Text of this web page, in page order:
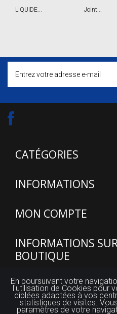
LIQUIDE... Joint...
CATÉGORIES
INFORMATIONS
© 2015 - 2026Site réalisé par
MON COMPTE
INFORMATIONS
BOUTIQUE
En poursuivant votre
l'utilisation de Cookies pour
ciblées adaptées à vos
statistiques de visites.
paramètres de votre